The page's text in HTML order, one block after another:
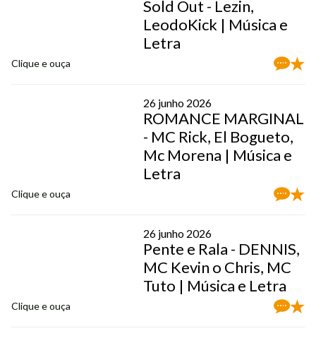
Sold Out - Lezin,
LeodoKick | Música e
Letra
Clique e ouça
26 junho 2026
ROMANCE MARGINAL
- MC Rick, El Bogueto,
Mc Morena | Música e
Letra
Clique e ouça
26 junho 2026
Pente e Rala - DENNIS,
MC Kevin o Chris, MC
Tuto | Música e Letra
Clique e ouça